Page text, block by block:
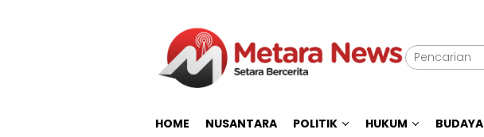
HOME NUSANTARA POLITIK HUKUM BUDAYA